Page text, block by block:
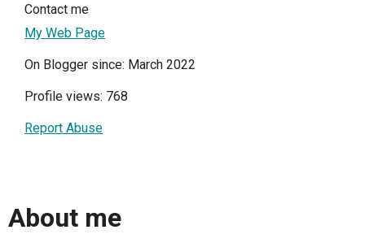
Contact me
My Web Page
On Blogger since: March 2022
Profile views: 768
Report Abuse
About me